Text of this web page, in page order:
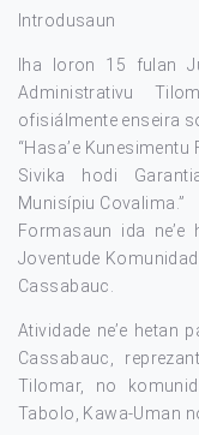
Introdusaun
Iha loron 15 fulan
Administrativu
ofisiálmente enseira
“Hasa’e
Sivika hodi
Munisípiu Covalima.”
Formasaun ida
Joventude
Cassabauc.
Atividade ne’e hetan
Cassabauc,
Tilomar, no
Tabolo, Kawa-Uman